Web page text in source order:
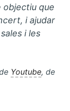
objectiu que
i ajudar
i les
Youtube, de